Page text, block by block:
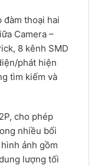
đàm thoại hai
Camera –
8 kênh SMD
phát hiện
tìm kiếm và
cho phép
nhiều bối
ảnh gồm
lượng tối